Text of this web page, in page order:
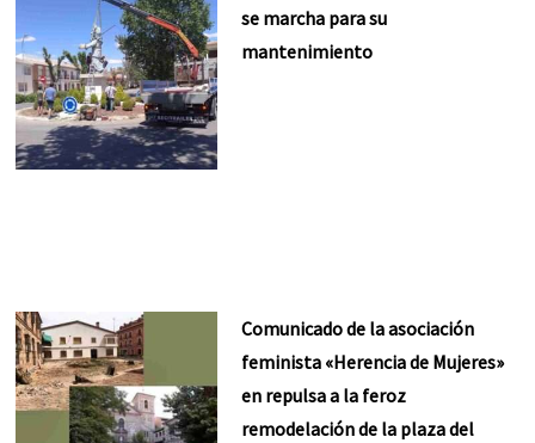
se marcha para su
mantenimiento
Comunicado de la asociación
feminista «Herencia de Mujeres»
en repulsa a la feroz
remodelación de la plaza del